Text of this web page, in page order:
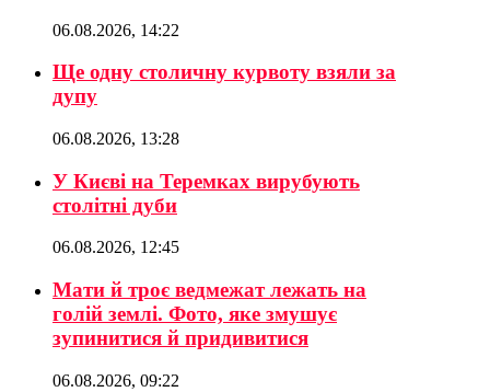
06.08.2026, 14:22
Ще одну столичну курвоту взяли за
дупу
06.08.2026, 13:28
У Києві на Теремках вирубують
столітні дуби
06.08.2026, 12:45
Мати й троє ведмежат лежать на
голій землі. Фото, яке змушує
зупинитися й придивитися
06.08.2026, 09:22